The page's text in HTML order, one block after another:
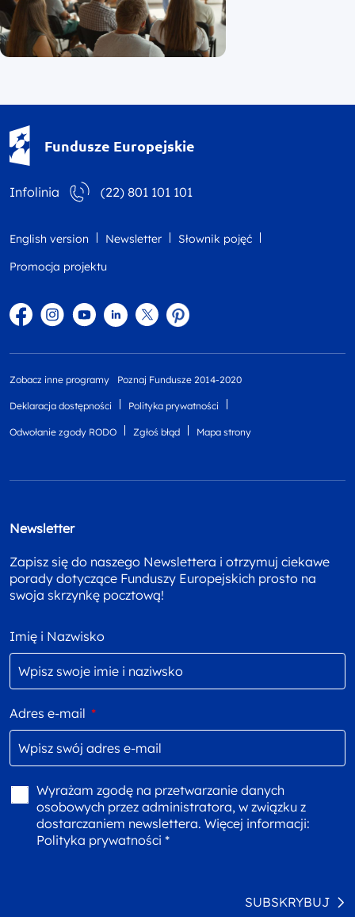
Fundusze Europejskie
Infolinia (22) 801 101 101
English version Newsletter
Słownik pojęć
Promocja projektu
FacebookInstagram
YouTubeLinkedintwitterPinterest
Zobacz inne programy Poznaj Fundusze 2014-2020
Deklaracja dostępności Polityka prywatności
Odwołanie zgody RODO Zgłoś błąd Mapa strony
Newsletter
Zapisz się do naszego Newslettera i otrzymuj ciekawe
porady dotyczące Funduszy Europejskich prosto na
swoja skrzynkę pocztową!
Imię i Nazwisko
Adres e-mail *
Wyrażam zgodę na przetwarzanie danych
osobowych przez administratora, w związku z
dostarczaniem newslettera. Więcej informacji:
Polityka prywatności *
SUBSKRYBUJ